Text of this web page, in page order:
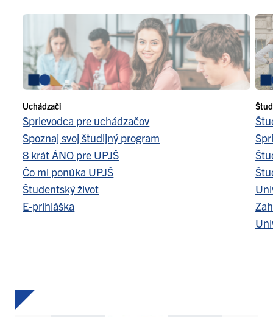
Uchádzači
Sprievodca pre uchádzačov
Spoznaj svoj študijný program
8 krát ÁNO pre UPJŠ
Čo mi ponúka UPJŠ
Študentský život
E-prihláška